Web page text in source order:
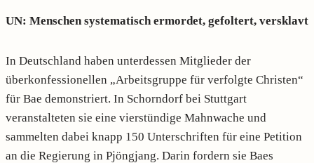
UN: Menschen systematisch ermordet, gefoltert, versklavt
In Deutschland haben unterdessen Mitglieder der
überkonfessionellen „Arbeitsgruppe für verfolgte Christen“
für Bae demonstriert. In Schorndorf bei Stuttgart
veranstalteten sie eine vierstündige Mahnwache und
sammelten dabei knapp 150 Unterschriften für eine Petition
an die Regierung in Pjöngjang. Darin fordern sie Baes